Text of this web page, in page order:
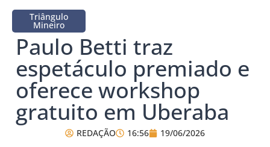
Triângulo
Mineiro
Paulo Betti traz
espetáculo premiado e
oferece workshop
gratuito em Uberaba
REDAÇÃO 16:56 19/06/2026